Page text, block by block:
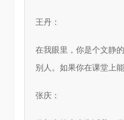
王丹：
在我眼里，你是个文静
别人。如果你在课堂上
张庆：